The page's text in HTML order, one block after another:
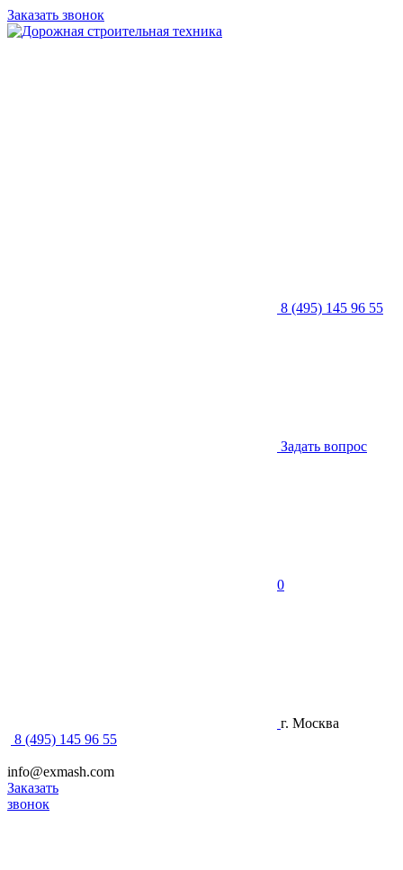
Заказать звонок
8 (495) 145 96 55
Задать вопрос
0
г. Москва
8 (495) 145 96 55
info@exmash.com
Заказать
звонок